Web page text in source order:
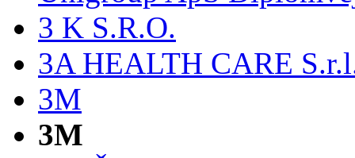
3 K S.R.O.
3A HEALTH CARE
3M
3M